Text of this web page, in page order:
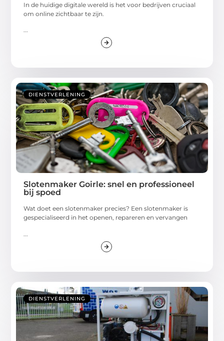
In de huidige digitale wereld is het voor bedrijven cruciaal
om online zichtbaar te zijn.
...
DIENSTVERLENING
Slotenmaker Goirle: snel en professioneel
bij spoed
Wat doet een slotenmaker precies? Een slotenmaker is
gespecialiseerd in het openen, repareren en vervangen
DIENSTVERLENING